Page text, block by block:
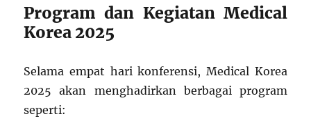
Program dan Kegiatan Medical
Korea 2025
Selama empat hari konferensi, Medical Korea
2025 akan menghadirkan berbagai program
seperti: